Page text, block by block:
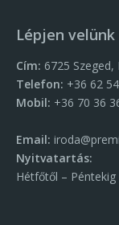
Lépjen
Cím: 6725 Szeged,
Telefon: +36 62
Mobil: +36 70 36
Email:
Nyitvatartás:
Hétfőtől – Péntekig